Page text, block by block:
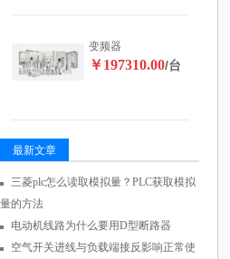
变频器
￥197310.00/台
最新文章
三菱plc怎么读取模拟量？PLC获取模拟
量的方法
电动机线路为什么要用D型断路器
空气开关进线与负载端接反影响正常使